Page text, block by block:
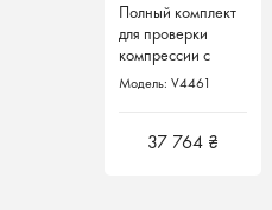
Полный комплект
для проверки
компрессии с
адаптерами 48 пр.
Модель: V4461
37 764 ₴